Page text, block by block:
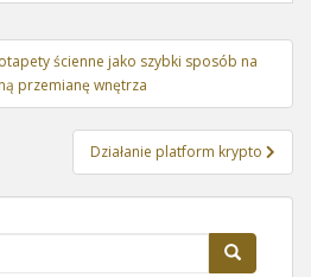
ścienne jako szybki sposób na
przemianę wnętrza
Działanie platform krypto